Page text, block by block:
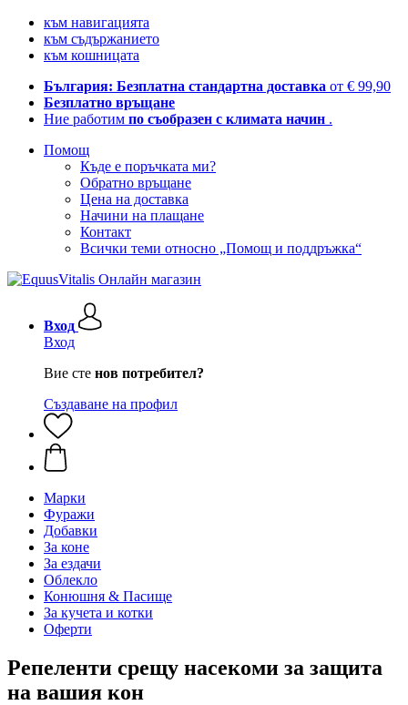
към навигацията
към съдържанието
към кошницата
България: Безплатна стандартна доставка от € 99,90
Безплатно връщане
Ние работим по съобразен с климата начин .
Помощ
Къде е поръчката ми?
Обратно връщане
Цена на доставка
Начини на плащане
Контакт
Всички теми относно „Помощ и поддръжка“
Вход
Вход
Вие сте нов потребител?
Създаване на профил
Марки
Фуражи
Добавки
За коне
За ездачи
Облекло
Конюшня & Пасище
За кучета и котки
Оферти
Репеленти срещу насекоми за защита
на вашия кон